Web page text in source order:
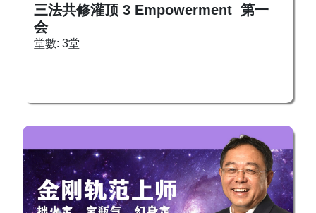
三法共修灌顶 3 Empowerment 第一
会
堂數: 3堂